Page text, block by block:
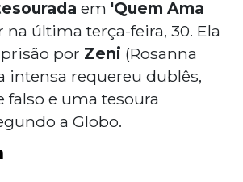
em 'Quem Ama
na última terça-feira, 30. Ela
por Zeni (Rosanna
intensa requereu dublês,
falso e uma tesoura
a Globo.